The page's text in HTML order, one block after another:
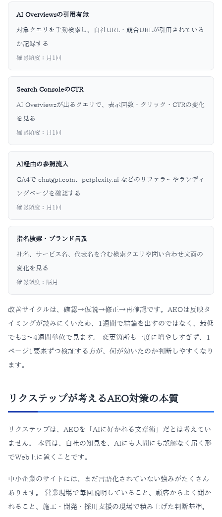
AI Overviewsの引用有無
対象クエリを手動検索し、自社URL・競合URLが引用されている
か記録する
確認頻度： 月1回
Search ConsoleのCTR
AI Overviewsが出るクエリで、表示回数・クリック・CTRの変化
を見る
確認頻度： 月1回
AI経由の参照流入
GA4で chatgpt.com、perplexity.ai などのリファラーやランディ
ングページを確認する
確認頻度： 月1回
指名検索・ブランド言及
社名、サービス名、代表名を含む検索クエリや問い合わせ文面の
変化を見る
確認頻度： 隔月
改善サイクルは、確認→仮説→修正→再確認です。AEOは反映タ
イミングが読みにくいため、1週間で結論を出すのではなく、最低
でも2〜4週間単位で見ます。 変更箇所も一度に増やしすぎず、1
ページ1要素ずつ検証する方が、何が効いたのか判断しやすくなり
ます。
リクステップが考えるAEO対策の本質
リクステップは、AEOを「AIに好かれる文章術」だとは考えてい
ません。 本質は、自社の知見を、AIにも人間にも誤解なく届く形
でWeb上に置くことです。
中小企業のサイトには、まだ言語化されていない強みがたくさん
あります。 営業現場で毎回説明していること、顧客からよく聞か
れること、施工・開発・採用支援の現場で積み上げた判断基準。